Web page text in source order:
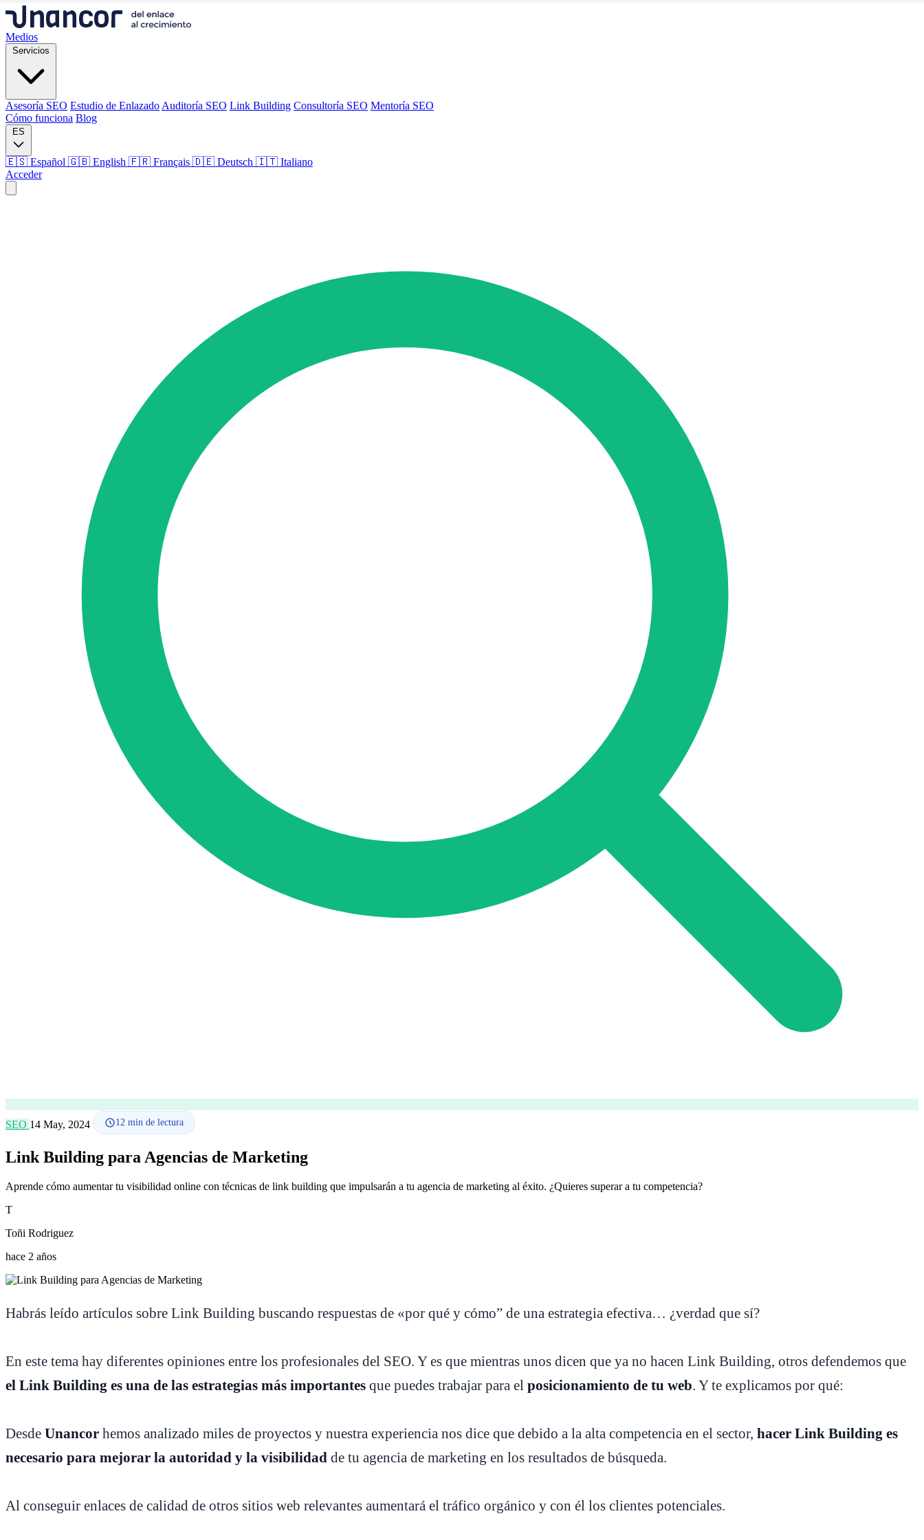
Medios
Servicios
Asesoría SEO Estudio de Enlazado Auditoría SEO Link Building Consultoría SEO Mentoría SEO
Cómo funciona Blog
ES
🇪🇸 Español 🇬🇧 English 🇫🇷 Français 🇩🇪 Deutsch 🇮🇹 Italiano
Acceder
Mentoría SEO
SEO 14 May, 2024 12 min de lectura
Link Building para Agencias de Marketing
Aprende cómo aumentar tu visibilidad online con técnicas de link building que impulsarán a tu agencia de marketing al éxito. ¿Quieres superar a tu competencia?
T
Toñi Rodriguez
hace 2 años
Habrás leído artículos sobre Link Building buscando respuestas de «por qué y cómo” de una estrategia efectiva… ¿verdad que sí?
En este tema hay diferentes opiniones entre los profesionales del SEO. Y es que mientras unos dicen que ya no hacen Link Building, otros defendemos que
el Link Building es una de las estrategias más importantes que puedes trabajar para el posicionamiento de tu web. Y te explicamos por qué:
Desde Unancor hemos analizado miles de proyectos y nuestra experiencia nos dice que debido a la alta competencia en el sector, hacer Link Building es
necesario para mejorar la autoridad y la visibilidad de tu agencia de marketing en los resultados de búsqueda.
Al conseguir enlaces de calidad de otros sitios web relevantes aumentará el tráfico orgánico y con él los clientes potenciales.